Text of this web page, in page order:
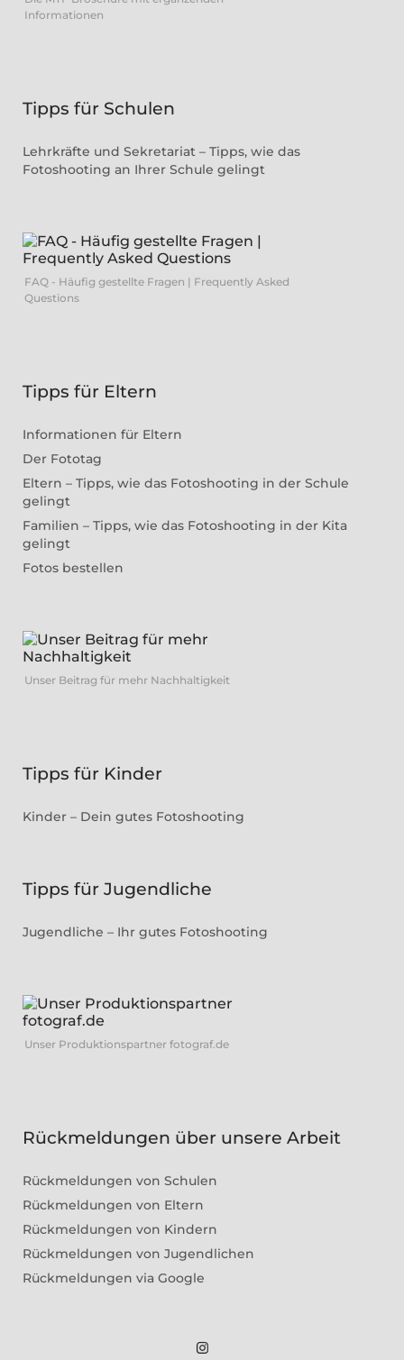
Informationen
Tipps für Schulen
Lehrkräfte und Sekretariat – Tipps, wie das
Fotoshooting an Ihrer Schule gelingt
FAQ - Häufig gestellte Fragen | Frequently Asked
Questions
Tipps für Eltern
Informationen für Eltern
Der Fototag
Eltern – Tipps, wie das Fotoshooting in der Schule
gelingt
Familien – Tipps, wie das Fotoshooting in der Kita
gelingt
Fotos bestellen
Unser Beitrag für mehr Nachhaltigkeit
Tipps für Kinder
Kinder – Dein gutes Fotoshooting
Tipps für Jugendliche
Jugendliche – Ihr gutes Fotoshooting
Unser Produktionspartner fotograf.de
Rückmeldungen über unsere Arbeit
Rückmeldungen von Schulen
Rückmeldungen von Eltern
Rückmeldungen von Kindern
Rückmeldungen von Jugendlichen
Rückmeldungen via Google